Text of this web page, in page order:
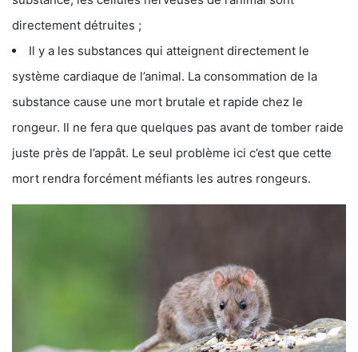
directement détruites ;
Il y a les substances qui atteignent directement le
système cardiaque de l’animal. La consommation de la
substance cause une mort brutale et rapide chez le
rongeur. Il ne fera que quelques pas avant de tomber raide
juste près de l’appât. Le seul problème ici c’est que cette
mort rendra forcément méfiants les autres rongeurs.